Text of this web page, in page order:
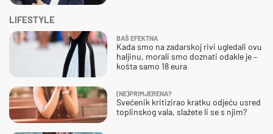
LIFESTYLE
BAŠ EFEKTNA
Kada smo na zadarskoj rivi ugledali ovu
haljinu, morali smo doznati odakle je –
košta samo 18 eura
(NE)PRIMJERENA?
Svećenik kritizirao kratku odjeću usred
toplinskog vala, slažete li se s njim?